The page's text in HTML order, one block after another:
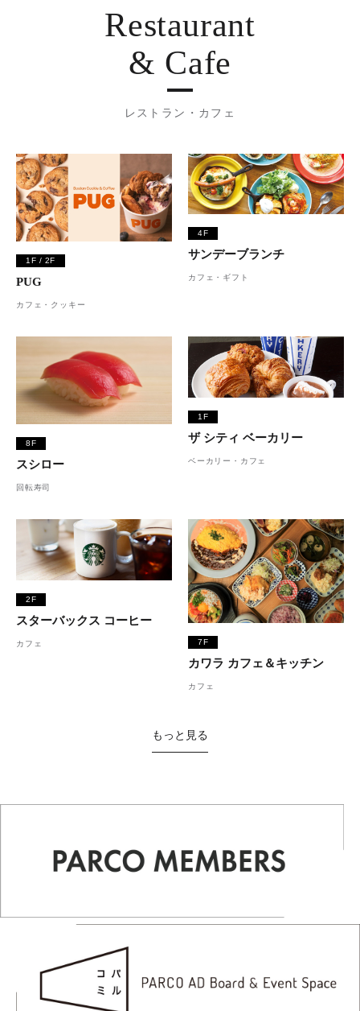
Restaurant
& Cafe
レストラン・カフェ
1F / 2F
PUG
カフェ・クッキー
4F
サンデーブランチ
カフェ・ギフト
8F
スシロー
回転寿司
1F
ザ シティ ベーカリー
ベーカリー・カフェ
2F
スターバックス コーヒー
カフェ 7F
カワラ カフェ＆キッチン
カフェ
もっと見る